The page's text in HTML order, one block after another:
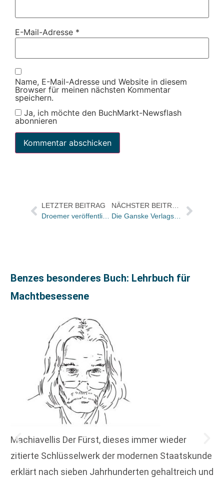
E-Mail-Adresse *
Name, E-Mail-Adresse und Website in diesem
Browser für meinen nächsten Kommentar
speichern.
Ja, ich möchte den BuchMarkt-Newsflash
abonnieren
LETZTER BEITRAG
Droemer veröffentlicht Kohl-Memoiren. Der Altbundeskanzler will mit den Einnahmen seine Rückzahlung an die Partei refinanzieren
Benzes besonderes Buch: Lehrbuch für
Machtbesessene
Machiavellis Der Fürst, dieses immer wieder
zitierte Schlüsselwerk der modernen Staatskunde
erklärt nach sieben Jahrhunderten gehaltreich und